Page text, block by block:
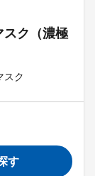
ク（濃極
スク
す